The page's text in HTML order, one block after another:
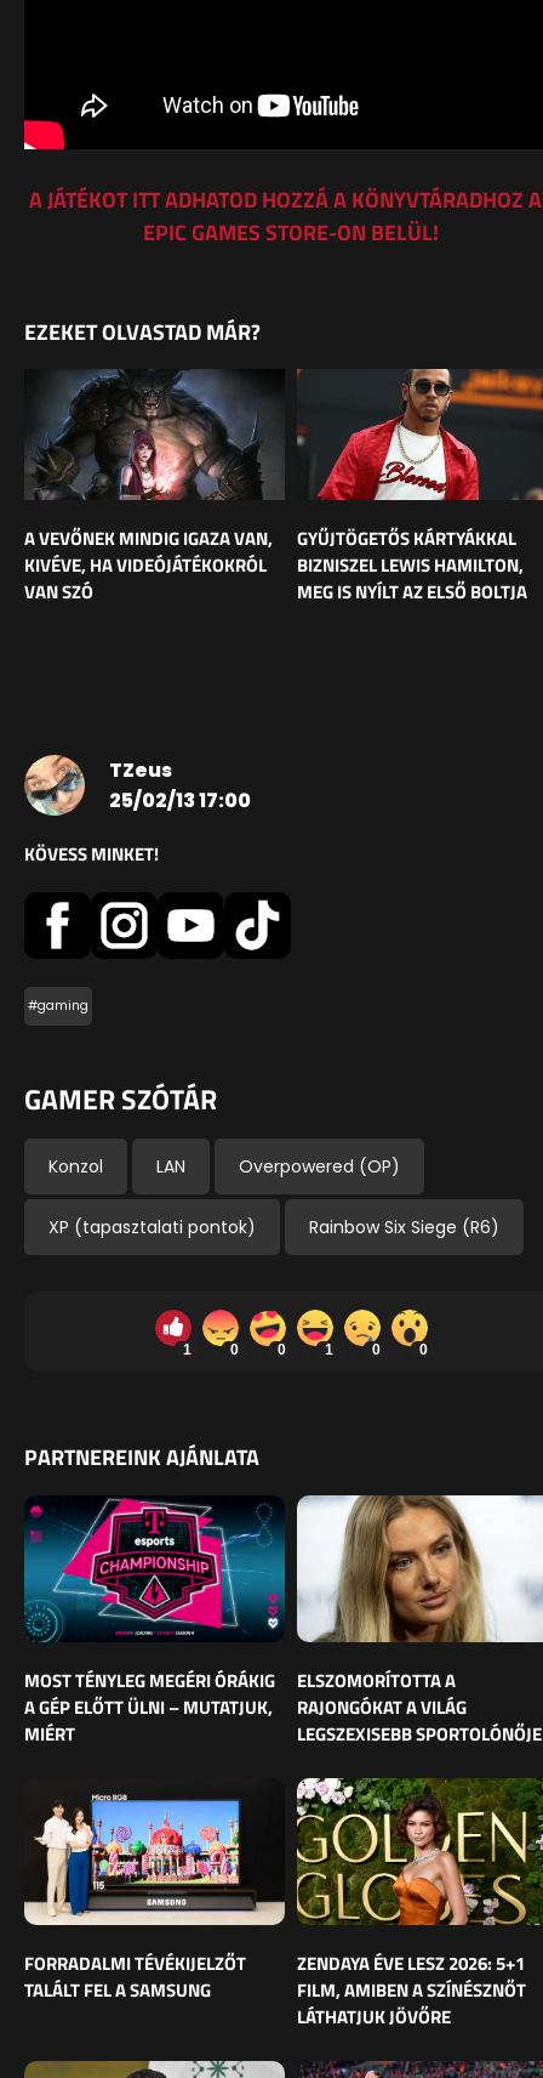
A JÁTÉKOT ITT ADHATOD HOZZÁ A KÖNYVTÁRADHOZ
EPIC GAMES STORE-ON BELÜL!
EZEKET OLVASTAD MÁR?
A VEVŐNEK MINDIG IGAZA VAN,
KIVÉVE, HA VIDEÓJÁTÉKOKRÓL
VAN SZÓ
GYŰJTÖGETŐS KÁRTYÁKKAL
BIZNISZEL LEWIS HAMILTON,
MEG IS NYÍLT AZ ELSŐ BOLTJA
TZeus
25/02/13 17:00
KÖVESS MINKET!
#gaming
GAMER SZÓTÁR
Konzol LAN Overpowered (OP)
XP (tapasztalati pontok) Rainbow Six Siege (R6)
1 0 0 1 0 0
PARTNEREINK AJÁNLATA
MOST TÉNYLEG MEGÉRI ÓRÁKIG
A GÉP ELŐTT ÜLNI – MUTATJUK,
MIÉRT
ELSZOMORÍTOTTA A
RAJONGÓKAT A VILÁG
LEGSZEXISEBB SPORTOLÓNŐJE
FORRADALMI TÉVÉKIJELZŐT
TALÁLT FEL A SAMSUNG
ZENDAYA ÉVE LESZ 2026: 5+1
FILM, AMIBEN A SZÍNÉSZNŐT
LÁTHATJUK JÖVŐRE